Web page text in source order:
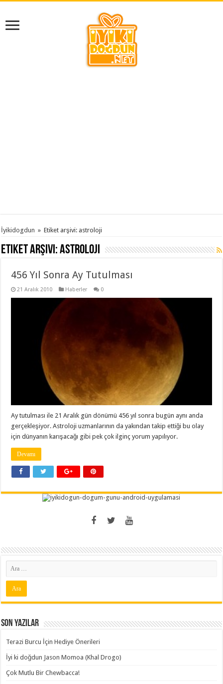
İyikidogdun » Etiket arşivi: astroloji
Etiket arşivi:astroloji
456 Yıl Sonra Ay Tutulması
21 Aralık 2010 Haberler 0
Ay tutulması ile 21 Aralık gün dönümü 456 yıl sonra bugün aynı anda
gerçekleşiyor. Astroloji uzmanlarının da yakından takip ettiği bu olay
için dünyanın karışacağı gibi pek çok ilginç yorum yapılıyor.
Devamı
Son Yazılar
Terazi Burcu İçin Hediye Önerileri
İyi ki doğdun Jason Momoa (Khal Drogo)
Çok Mutlu Bir Chewbacca!